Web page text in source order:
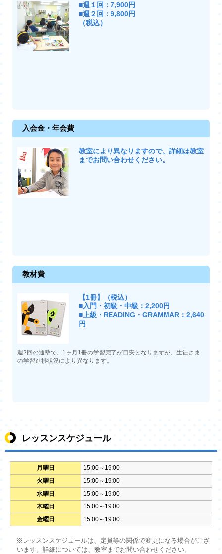
■週１回：7,900円
■週２回：9,800円
（税込）
入会金・年会費
教室により異なりますので、詳細は教室
までお問い合わせください。
教材費
【1冊】（税込）
■入門・初級・中級：2,200円
■上級・READING・GRAMMAR：2,640
円
週2回の通塾で、1ヶ月1冊の学習完了が目安となりますが、生徒さま
の学習進捗状況により異なります。
レッスンスケジュール
月曜日
15:00～19:00
火曜日
15:00～19:00
水曜日
15:00～19:00
木曜日
15:00～19:00
金曜日
15:00～19:00
※レッスンスケジュールは、定員等の関係で変更になる場合がござ
います。詳細については、教室までお問い合わせください。